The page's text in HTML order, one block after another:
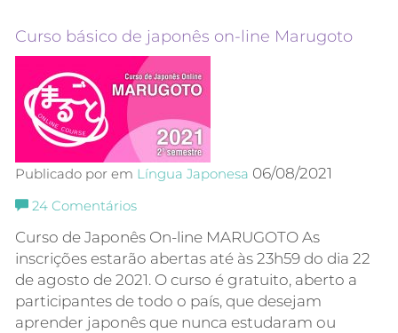
Curso básico de japonês on-line Marugoto
Publicado por em Língua Japonesa 06/08/2021
24 Comentários
Curso de Japonês On-line MARUGOTO As
inscrições estarão abertas até às 23h59 do dia 22
de agosto de 2021. O curso é gratuito, aberto a
participantes de todo o país, que desejam
aprender japonês que nunca estudaram ou